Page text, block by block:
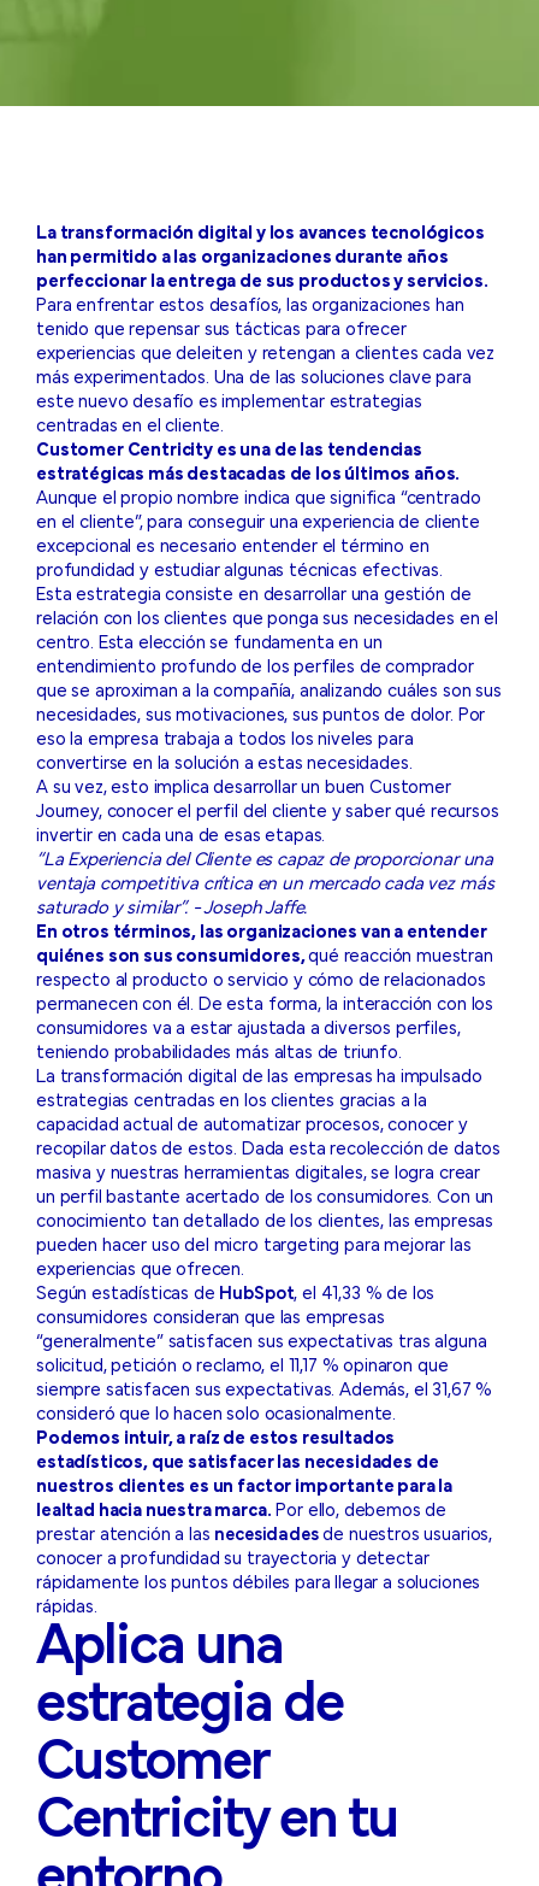
La transformación digital y los avances tecnológicos
han permitido a las organizaciones durante años
perfeccionar la entrega de sus productos y servicios.
Para enfrentar estos desafíos, las organizaciones han
tenido que repensar sus tácticas para ofrecer
experiencias que deleiten y retengan a clientes cada vez
más experimentados. Una de las soluciones clave para
este nuevo desafío es implementar estrategias
centradas en el cliente.
Customer Centricity es una de las tendencias
estratégicas más destacadas de los últimos años.
Aunque el propio nombre indica que significa “centrado
en el cliente”, para conseguir una experiencia de cliente
excepcional es necesario entender el término en
profundidad y estudiar algunas técnicas efectivas.
Esta estrategia consiste en desarrollar una gestión de
relación con los clientes que ponga sus necesidades en el
centro. Esta elección se fundamenta en un
entendimiento profundo de los perfiles de comprador
que se aproximan a la compañía, analizando cuáles son sus
necesidades, sus motivaciones, sus puntos de dolor. Por
eso la empresa trabaja a todos los niveles para
convertirse en la solución a estas necesidades.
A su vez, esto implica desarrollar un buen Customer
Journey, conocer el perfil del cliente y saber qué recursos
invertir en cada una de esas etapas.
“La Experiencia del Cliente es capaz de proporcionar una
ventaja competitiva crítica en un mercado cada vez más
saturado y similar”. - Joseph Jaffe.
En otros términos, las organizaciones van a entender
quiénes son sus consumidores,qué reacción muestran
respecto al producto o servicio y cómo de relacionados
permanecen con él. De esta forma, la interacción con los
consumidores va a estar ajustada a diversos perfiles,
teniendo probabilidades más altas de triunfo.
La transformación digital de las empresas ha impulsado
estrategias centradas en los clientes gracias a la
capacidad actual de automatizar procesos, conocer y
recopilar datos de estos. Dada esta recolección de datos
masiva y nuestras herramientas digitales, se logra crear
un perfil bastante acertado de los consumidores. Con un
conocimiento tan detallado de los clientes, las empresas
pueden hacer uso del micro targeting para mejorar las
experiencias que ofrecen.
Según estadísticas de HubSpot, el 41,33 % de los
consumidores consideran que las empresas
“generalmente” satisfacen sus expectativas tras alguna
solicitud, petición o reclamo, el 11,17 % opinaron que
siempre satisfacen sus expectativas. Además, el 31,67 %
consideró que lo hacen solo ocasionalmente.
Podemos intuir, a raíz de estos resultados
estadísticos, que satisfacer las necesidades de
nuestros clientes es un factor importante para la
lealtad hacia nuestra marca. Por ello, debemos de
prestar atención a las necesidadesde nuestros usuarios,
conocer a profundidad su trayectoria y detectar
rápidamente los puntos débiles para llegar a soluciones
rápidas.
Aplica una
estrategia de
Customer
Centricity en tu